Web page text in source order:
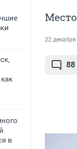
в
22
88